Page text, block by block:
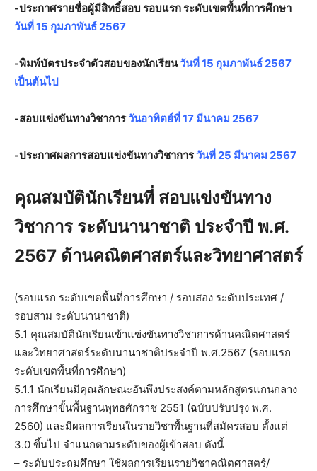
-ประกาศรายชื่อผู้มีสิทธิ์สอบ รอบแรก ระดับเขตพื้นที่การศึกษา
วันที่ 15 กุมภาพันธ์ 2567
-พิมพ์บัตรประจำตัวสอบของนักเรียนวันที่ 15 กุมภาพันธ์ 2567
เป็นต้นไป
-สอบแข่งขันทางวิชาการวันอาทิตย์ที่ 17 มีนาคม 2567
-ประกาศผลการสอบแข่งขันทางวิชาการวันที่ 25 มีนาคม 2567
คุณสมบัตินักเรียนที่ สอบแข่งขันทาง
วิชาการ ระดับนานาชาติ ประจำปี พ.ศ.
2567 ด้านคณิตศาสตร์และวิทยาศาสตร์
(รอบแรก ระดับเขตพื้นที่การศึกษา / รอบสอง ระดับประเทศ /
รอบสาม ระดับนานาชาติ)
5.1 คุณสมบัตินักเรียนเข้าแข่งขันทางวิชาการด้านคณิตศาสตร์
และวิทยาศาสตร์ระดับนานาชาติประจําปี พ.ศ.2567 (รอบแรก
ระดับเขตพื้นที่การศึกษา)
5.1.1 นักเรียนมีคุณลักษณะอันพึงประสงค์ตามหลักสูตรแกนกลาง
การศึกษาขั้นพื้นฐานพุทธศักราช 2551 (ฉบับปรับปรุง พ.ศ.
2560) และมีผลการเรียนในรายวิชาพื้นฐานที่สมัครสอบ ตั้งแต่
3.0 ขึ้นไป จําแนกตามระดับของผู้เข้าสอบ ดังนี้
– ระดับประถมศึกษา ใช้ผลการเรียนรายวิชาคณิตศาสตร์/